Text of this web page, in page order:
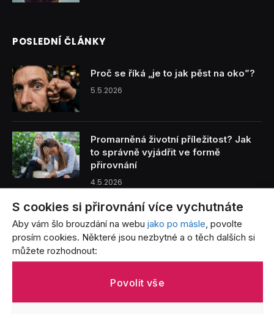
S cookies si přirovnání více vychutnáte
Aby vám šlo brouzdání na webu jako po másle , povolte
prosím cookies. Některé jsou nezbytné a o těch dalších si
můžete rozhodnout:
Povolit vše
POSLEDNÍ ČLÁNKY
Proč se říká „je to jak pěst na oko”?
5.5.2026
Promarněná životní příležitost? Jak
to správně vyjádřit ve formě
přirovnání
4.5.2026
Benzín je tak drahý, že… Přirovnání,
která vystihují bolest každého řidiče
3.5.2026
Život s batoletem v přirovnáních: Od